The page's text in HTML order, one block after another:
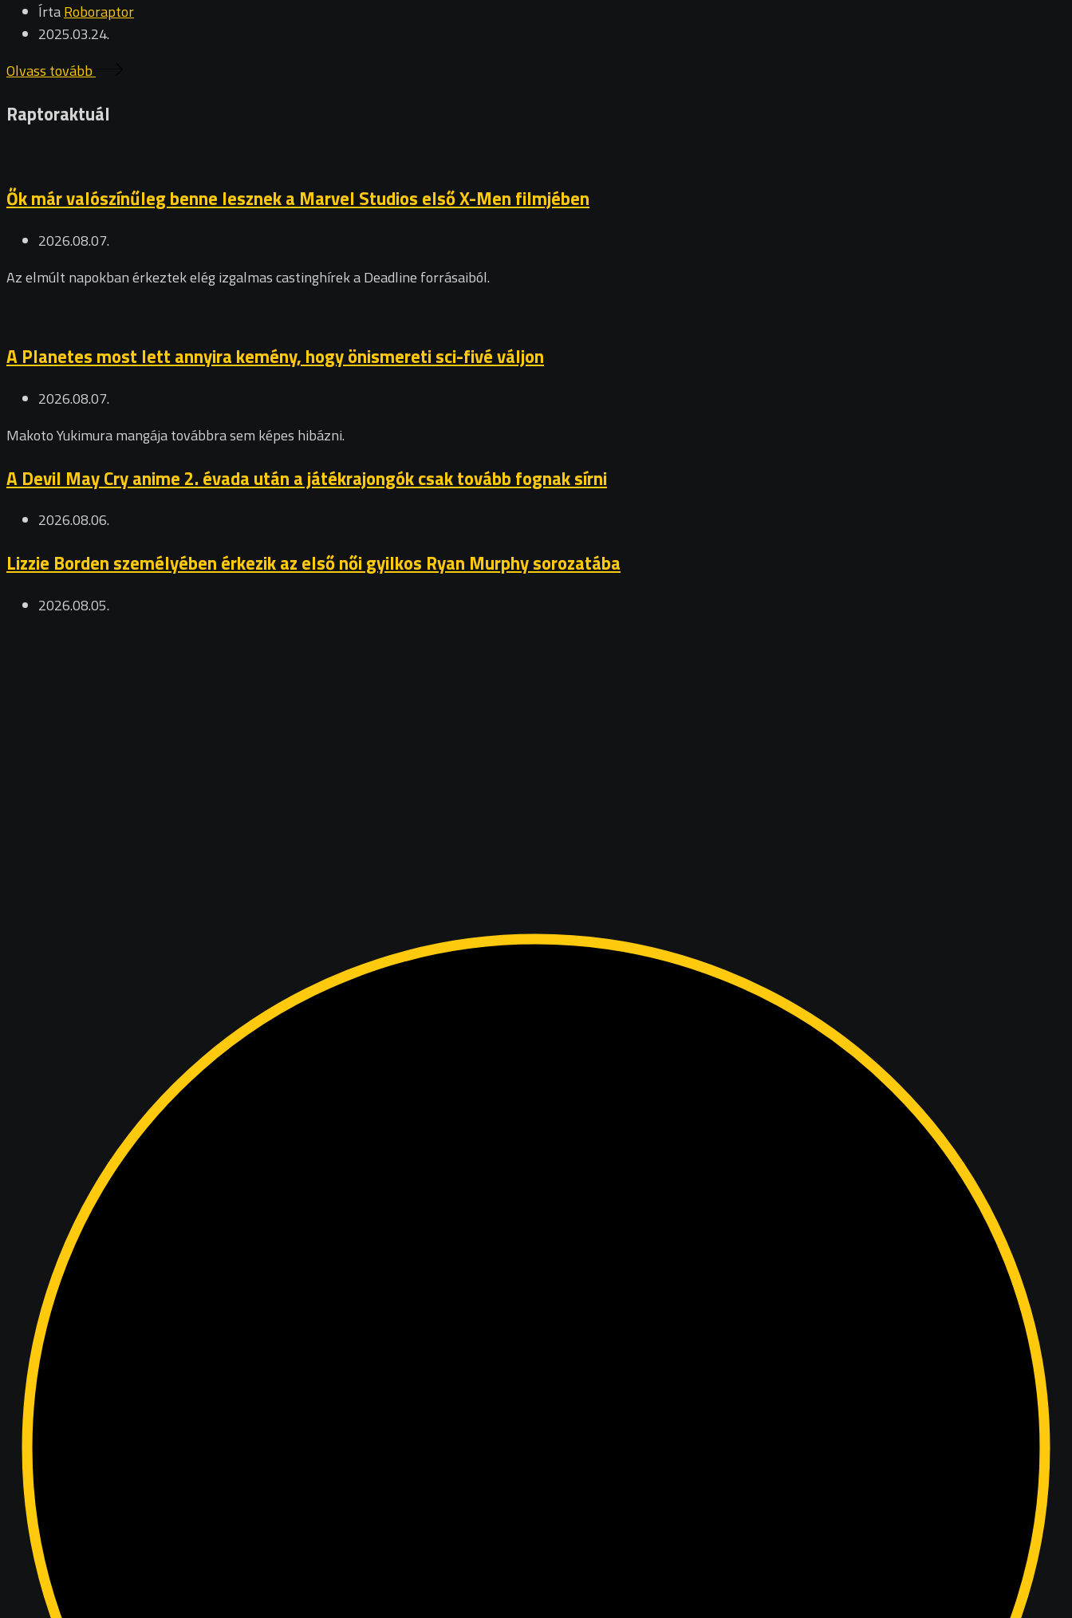
ÍrtaRoboraptor
2025.03.24.
Olvass tovább
Raptoraktuál
Ők már valószínűleg benne lesznek a Marvel Studios első X-Men filmjében
2026.08.07.
Az elmúlt napokban érkeztek elég izgalmas castinghírek a Deadline forrásaiból.
A Planetes most lett annyira kemény, hogy önismereti sci-fivé váljon
2026.08.07.
Makoto Yukimura mangája továbbra sem képes hibázni.
A Devil May Cry anime 2. évada után a játékrajongók csak tovább fognak sírni
2026.08.06.
Lizzie Borden személyében érkezik az első női gyilkos Ryan Murphy sorozatába
2026.08.05.